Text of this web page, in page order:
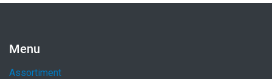
Menu
Assortiment